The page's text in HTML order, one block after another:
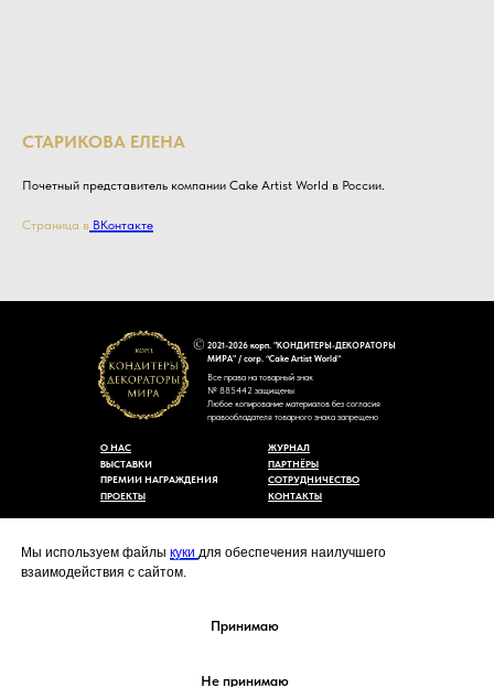
Мы используем файлы куки для обеспечения наилучшего
взаимодействия с сайтом.
Принимаю
Не принимаю
СТАРИКОВА ЕЛЕНА
Почетный представитель компании Cake Artist World в России.
Страница в ВКонтакте
2021-2026 корп. "КОНДИТЕРЫ-ДЕКОРАТОРЫ
МИРА" / corp. “Cake Artist World”
Все права на товарный знак
№ 885442 защищены
Любое копирование материалов без согласия
правообладателя товарного знака запрещено
cakeartistworld@mail.ru
КОНТАКТЫ
СОТРУДНИЧЕСТВО
ЖУРНАЛ
ПАРТНЁРЫ
ПРЕМИИ НАГРАЖДЕНИЯ
ПРОЕКТЫ
ВЫСТАВКИ
О НАС
Политика конфиденциальности
Согласие на обработку персональных данных